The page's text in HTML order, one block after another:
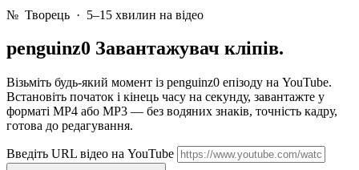
№ Творець · 5–15 хвилин на відео
penguinz0 Завантажувач кліпів.
Візьміть будь-який момент із penguinz0 епізоду на YouTube.
Встановіть початок і кінець часу на секунду, завантажте у
форматі MP4 або MP3 — без водяних знаків, точність кадру,
готова до редагування.
Введіть URL відео на YouTube